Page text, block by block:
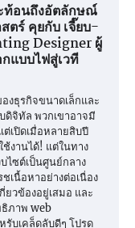
ท้อนถึงอัตลักษณ์
ตร์ คุยกับ เจี๊ยบ-
Designer ผู้
แบบไฟสู่เวที
งธุรกิจขนาดเล็กและ
ดิจิทัล พวกเขาอาจมี
เปิดเมื่อหลายสิบปี
งานได้! แต่ในทาง
ไซต์เป็นศูนย์กลาง
เนื้อหาอย่างต่อเนื่อง
วข้องอยู่เสมอ และ
ภาพ web
บเคล็ดลับดีๆ โปรด